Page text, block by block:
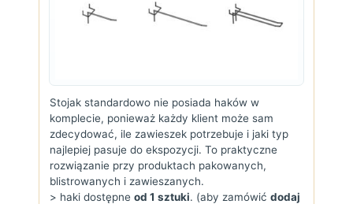
Stojak standardowo nie posiada haków w
komplecie, ponieważ każdy klient może sam
zdecydować, ile zawieszek potrzebuje i jaki typ
najlepiej pasuje do ekspozycji. To praktyczne
rozwiązanie przy produktach pakowanych,
blistrowanych i zawieszanych.
> haki dostępne od 1 sztuki. (aby zamówić dodaj